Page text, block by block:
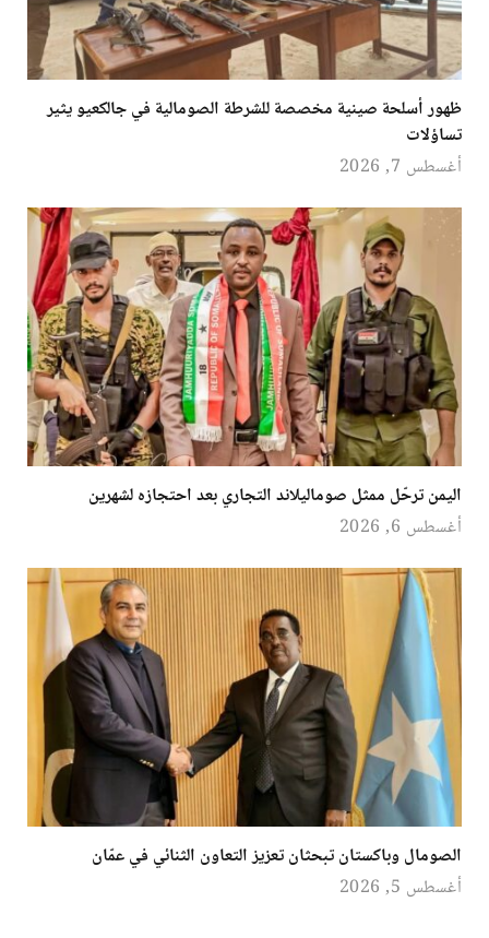
ظهور أسلحة صينية مخصصة للشرطة الصومالية في جالكعيو يثير
تساؤلات
أغسطس 7, 2026
اليمن ترحّل ممثل صوماليلاند التجاري بعد احتجازه لشهرين
أغسطس 6, 2026
الصومال وباكستان تبحثان تعزيز التعاون الثنائي في عمّان
أغسطس 5, 2026